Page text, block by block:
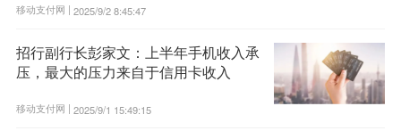
移动支付网 | 2025/9/2 8:45:47
招行副行长彭家文：上半年手机收入承
压，最大的压力来自于信用卡收入
移动支付网 | 2025/9/1 15:49:15